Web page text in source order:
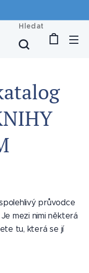
Hledat
průvodce
mezi nimi některá
tu, která se jí